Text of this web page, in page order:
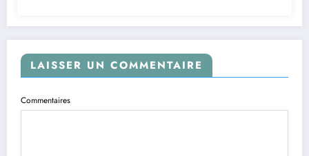
LAISSER UN COMMENTAIRE
Commentaires